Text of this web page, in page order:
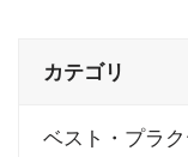
カテゴリ
ベスト・プラ